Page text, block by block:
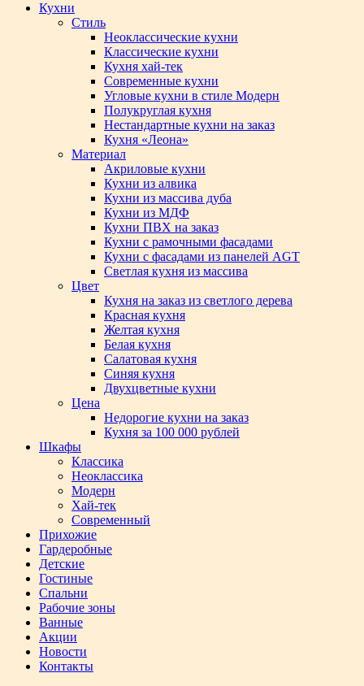
Кухни
Стиль
Неоклассические кухни
Классические кухни
Кухня хай-тек
Современные кухни
Угловые кухни в стиле Модерн
Полукруглая кухня
Нестандартные кухни на заказ
Кухня «Леона»
Материал
Акриловые кухни
Кухни из алвика
Кухни из массива дуба
Кухни из МДФ
Кухни ПВХ на заказ
Кухни с рамочными фасадами
Кухни с фасадами из панелей AGT
Светлая кухня из массива
Цвет
Кухня на заказ из светлого дерева
Красная кухня
Желтая кухня
Белая кухня
Салатовая кухня
Синяя кухня
Двухцветные кухни
Цена
Недорогие кухни на заказ
Кухня за 100 000 рублей
Шкафы
Классика
Неоклассика
Модерн
Хай-тек
Современный
Прихожие
Гардеробные
Детские
Гостиные
Спальни
Рабочие зоны
Ванные
Акции
Новости
Контакты